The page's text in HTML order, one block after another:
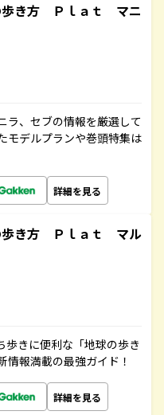
き方 Ｐｌａｔ マニ
ラ、セブの情報を厳選して
モデルプランや巻頭特集は
詳細を見る
き方 Ｐｌａｔ マル
歩きに便利な「地球の歩き
報満載の最強ガイド！
詳細を見る